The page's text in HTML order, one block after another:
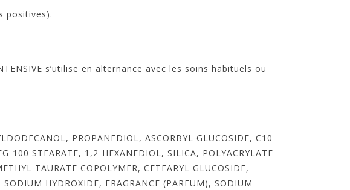
positives).
s’utilise en alternance avec les soins habituels ou
PROPANEDIOL, ASCORBYL GLUCOSIDE, C10-
100 STEARATE, 1,2-HEXANEDIOL, SILICA, POLYACRYLATE
TAURATE COPOLYMER, CETEARYL GLUCOSIDE,
HYDROXIDE, FRAGRANCE (PARFUM), SODIUM